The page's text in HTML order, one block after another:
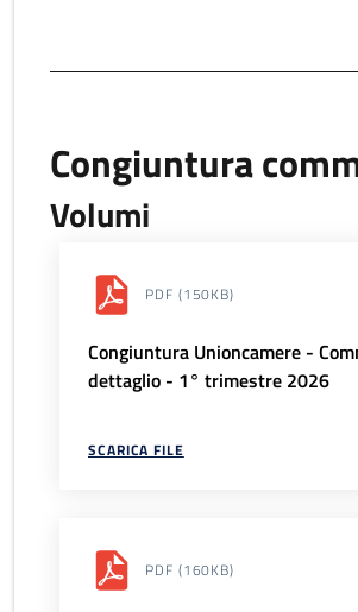
Congiuntura
Volumi
PDF (150KB)
Congiuntura Unioncamere -
dettaglio - 1° trimestre 2026
SCARICA FILE
PDF (160KB)